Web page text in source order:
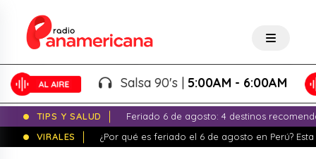
Salsa 90's |5:00AM - 6:00AM
TIPS Y SALUD
Feriado 6 de agosto: 4 destinos
VIRALES
¿Por qué es feriado el 6 de agosto en Perú?